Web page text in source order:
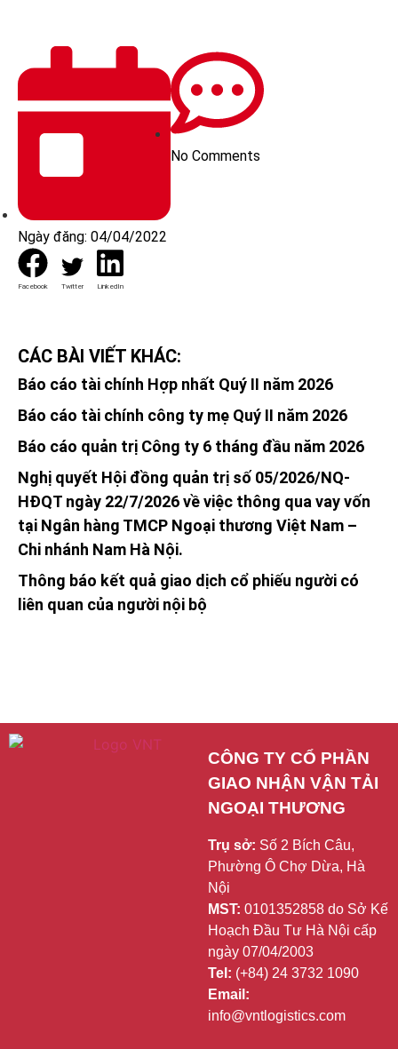
Ngày đăng: 04/04/2022
No Comments
Facebook Twitter LinkedIn
CÁC BÀI VIẾT KHÁC:
Báo cáo tài chính Hợp nhất Quý II năm 2026
Báo cáo tài chính công ty mẹ Quý II năm 2026
Báo cáo quản trị Công ty 6 tháng đầu năm 2026
Nghị quyết Hội đồng quản trị số 05/2026/NQ-
HĐQT ngày 22/7/2026 về việc thông qua vay vốn
tại Ngân hàng TMCP Ngoại thương Việt Nam –
Chi nhánh Nam Hà Nội.
Thông báo kết quả giao dịch cổ phiếu người có
liên quan của người nội bộ
CÔNG TY CỔ PHẦN
GIAO NHẬN VẬN TẢI
NGOẠI THƯƠNG
Trụ sở: Số 2 Bích Câu,
Phường Ô Chợ Dừa, Hà
Nội
MST: 0101352858 do Sở Kế
Hoạch Đầu Tư Hà Nội cấp
ngày 07/04/2003
Tel: (+84) 24 3732 1090
Email:
info@vntlogistics.com